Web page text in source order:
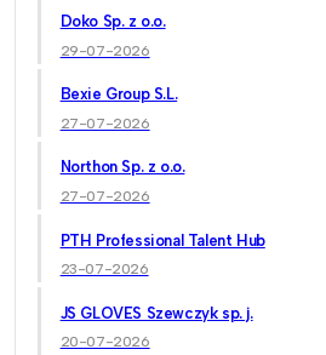
Doko Sp. z o.o.
29-07-2026
Bexie Group S.L.
27-07-2026
Northon Sp. z o.o.
27-07-2026
PTH Professional Talent Hub
23-07-2026
JS GLOVES Szewczyk sp. j.
20-07-2026